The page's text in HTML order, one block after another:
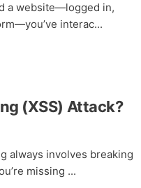
a website—logged in,
interac...
(XSS) Attack?
always involves breaking
missing ...